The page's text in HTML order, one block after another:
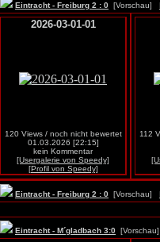
Eintracht - Freiburg 2 : 0 [Vorschau]
2026-03-01-01
120 Views / noch nicht bewertet
01.03.2026 [22:15]
kein Kommentar
[Usergalerie von Speedy]
[Profil von Speedy]
112
Eintracht - Freiburg 2 : 0 [Vorschau]
Eintracht - M´gladbach 3:0